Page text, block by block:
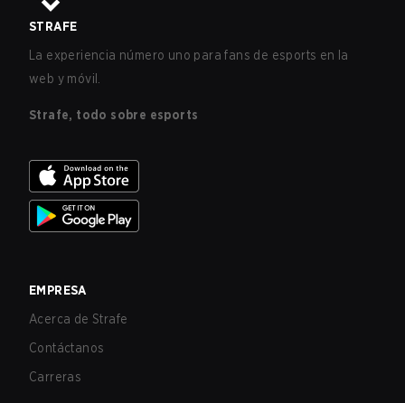
STRAFE
La experiencia número uno para fans de esports en la
web y móvil.
Strafe, todo sobre esports
EMPRESA
Acerca de Strafe
Contáctanos
Carreras